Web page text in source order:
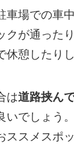
車場での車
クが通った
休憩したり
は道路挟ん
いでしょう
ススメスポ